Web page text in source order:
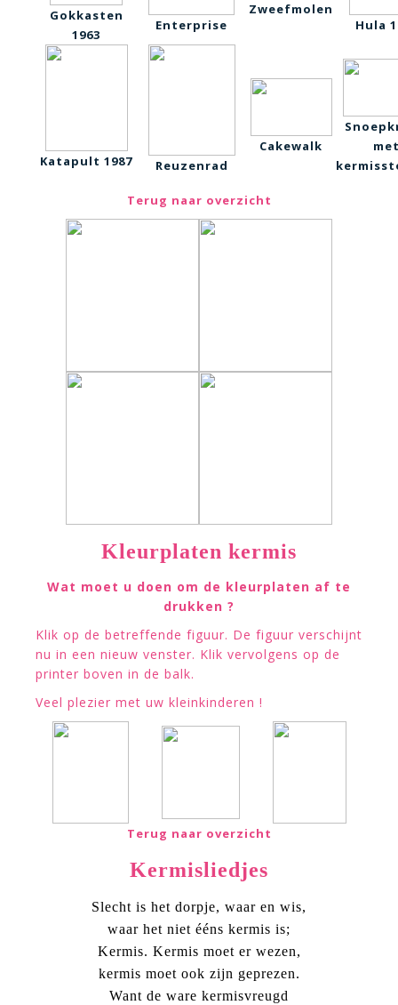
Gokkasten
1963
Enterprise
Zweefmolen
Hula
Katapult 1987 Reuzenrad
Cakewalk
Terug naar overzicht
Kleurplaten kermis
Wat moet u doen om de kleurplaten af te
drukken ?
Klik op de betreffende figuur. De figuur verschijnt
nu in een nieuw venster. Klik vervolgens op de
printer boven in de balk.
Veel plezier met uw kleinkinderen !
Terug naar overzicht
Kermisliedjes
Slecht is het dorpje, waar en wis,
waar het niet ééns kermis is;
Kermis. Kermis moet er wezen,
kermis moet ook zijn geprezen.
Want de ware kermisvreugd